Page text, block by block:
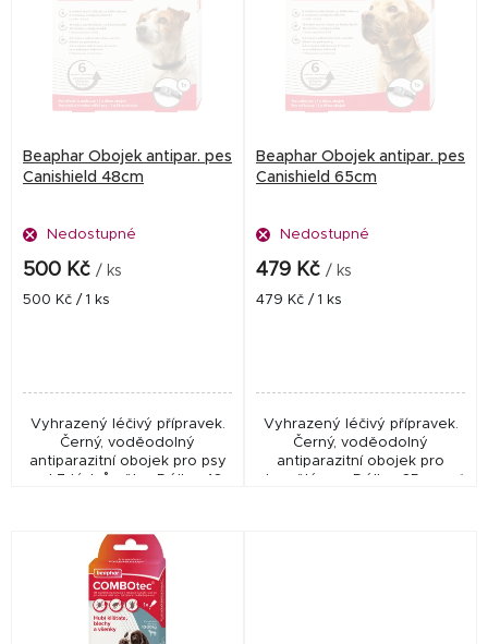
o
Beaphar Obojek antipar. pes
Canishield 48cm
Nedostupné
500 Kč / ks
Měrná
500 Kč / 1 ks
Vyhrazený léčivý přípravek.
Černý, voděodolný
antiparazitní obojek pro psy
od 7 týdnů věku. Délka: 48
Beaphar Obojek antipar. pes
Canishield 65cm
Nedostupné
479 Kč / ks
Měrná
479 Kč / 1 ks
Vyhrazený léčivý přípravek.
Černý, voděodolný
antiparazitní obojek pro
dospělé psy. Délka: 65 cm. ✅